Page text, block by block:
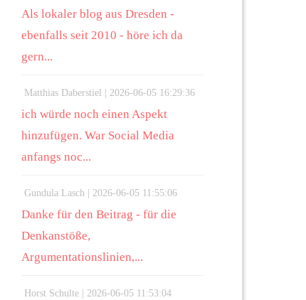
Als lokaler blog aus Dresden -
ebenfalls seit 2010 - höre ich da
gern...
Matthias Daberstiel | 2026-06-05 16:29:36
ich würde noch einen Aspekt
hinzufügen. War Social Media
anfangs noc...
Gundula Lasch | 2026-06-05 11:55:06
Danke für den Beitrag - für die
Denkanstöße,
Argumentationslinien,...
Horst Schulte | 2026-06-05 11:53:04